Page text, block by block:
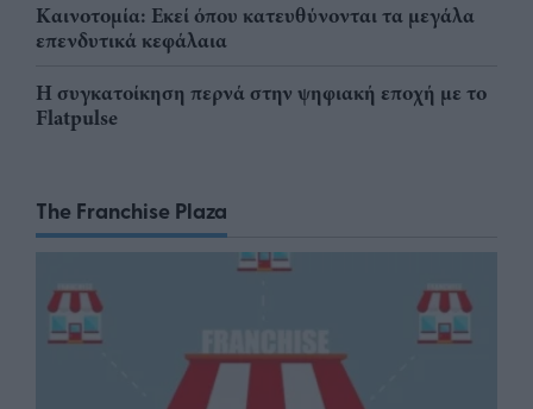
Καινοτομία: Εκεί όπου κατευθύνονται τα μεγάλα
επενδυτικά κεφάλαια
Η συγκατοίκηση περνά στην ψηφιακή εποχή με το
Flatpulse
The Franchise Plaza